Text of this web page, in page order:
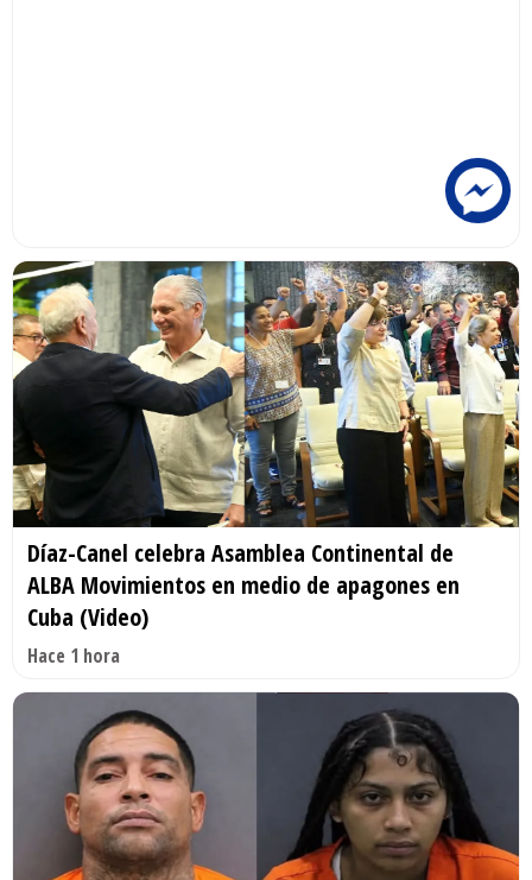
Díaz-Canel celebra Asamblea Continental de
ALBA Movimientos en medio de apagones en
Cuba (Video)
Hace 1 hora